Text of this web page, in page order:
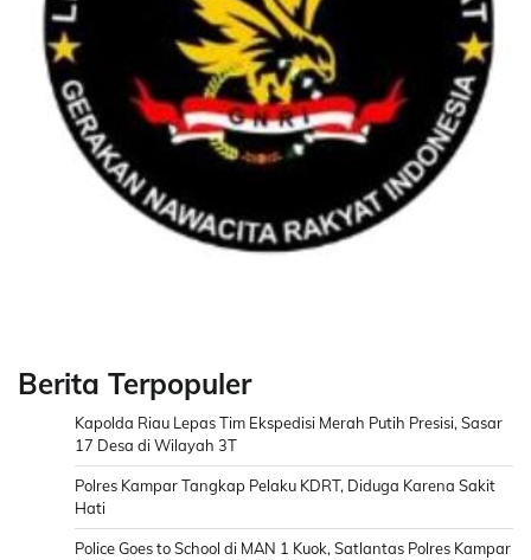
Berita Terpopuler
Kapolda Riau Lepas Tim Ekspedisi Merah Putih Presisi, Sasar
17 Desa di Wilayah 3T
Polres Kampar Tangkap Pelaku KDRT, Diduga Karena Sakit
Hati
Police Goes to School di MAN 1 Kuok, Satlantas Polres Kampar